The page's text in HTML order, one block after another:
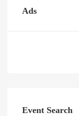
Ads
Event Search